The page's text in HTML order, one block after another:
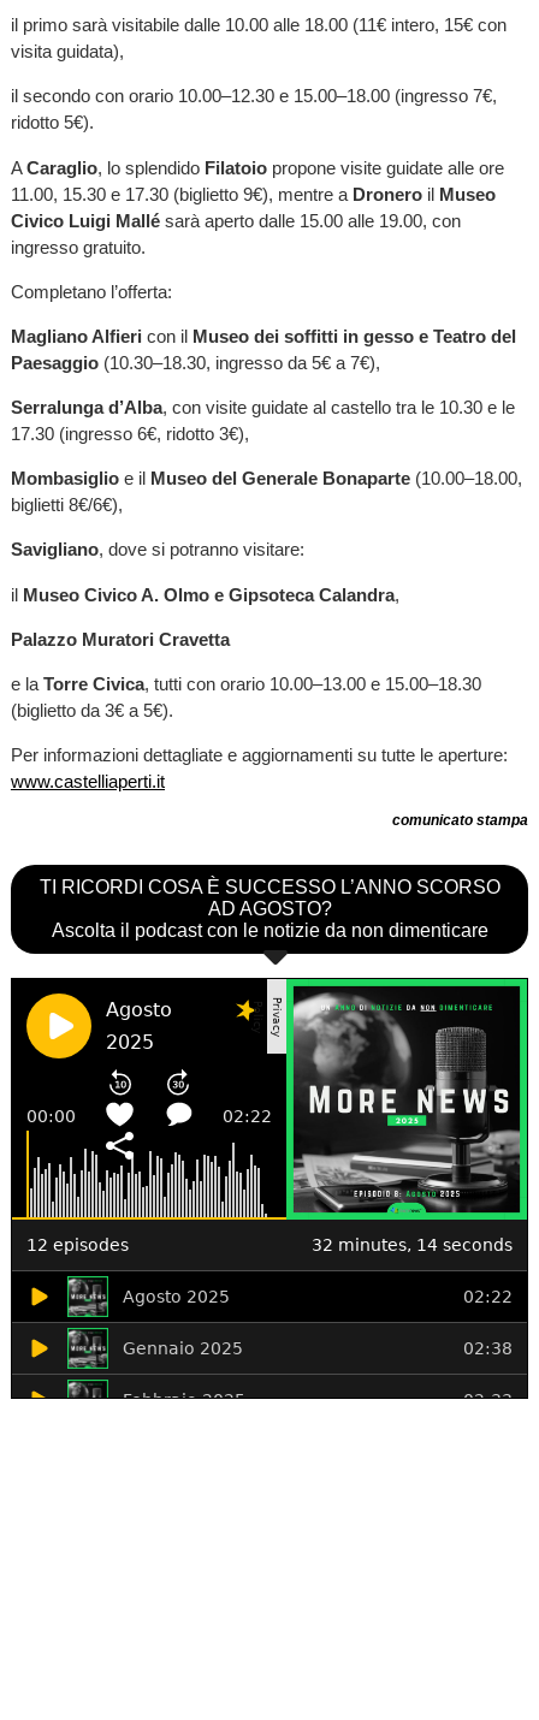
il primo sarà visitabile dalle 10.00 alle 18.00 (11€ intero, 15€ con
visita guidata),
il secondo con orario 10.00–12.30 e 15.00–18.00 (ingresso 7€,
ridotto 5€).
ACaraglio, lo splendido Filatoiopropone visite guidate alle ore
11.00, 15.30 e 17.30 (biglietto 9€), mentre a Droneroil Museo
Civico Luigi Mallésarà aperto dalle 15.00 alle 19.00, con
ingresso gratuito.
Completano l’offerta:
Magliano Alfieri con il Museo dei soffitti in gesso e Teatro del
Paesaggio(10.30–18.30, ingresso da 5€ a 7€),
Serralunga d’Alba, con visite guidate al castello tra le 10.30 e le
17.30 (ingresso 6€, ridotto 3€),
Mombasiglioe il Museo del Generale Bonaparte(10.00–18.00,
biglietti 8€/6€),
Savigliano, dove si potranno visitare:
il Museo Civico A. Olmo e Gipsoteca Calandra,
Palazzo Muratori Cravetta
e la Torre Civica, tutti con orario 10.00–13.00 e 15.00–18.30
(biglietto da 3€ a 5€).
Per informazioni dettagliate e aggiornamenti su tutte le aperture:
www.castelliaperti.it
comunicato stampa
TI RICORDI COSA È SUCCESSO L’ANNO SCORSO
AD AGOSTO?
Ascolta il podcast con le notizie da non dimenticare